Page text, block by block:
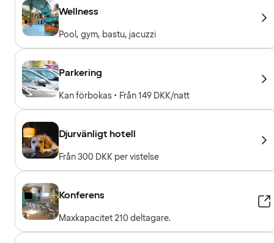
Wellness
Pool, gym, bastu, jacuzzi
Parkering
Kan förbokas • Från 149 DKK/natt
Djurvänligt hotell
Från 300 DKK per vistelse
Konferens
Maxkapacitet 210 deltagare.